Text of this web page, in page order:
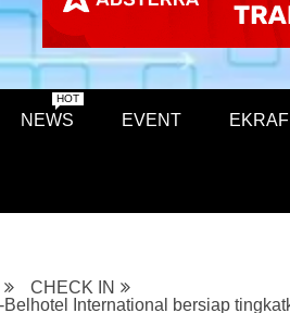
NEWS
HOT
EVENT EKRAF
CHECK IN
Belhotel International bersiap